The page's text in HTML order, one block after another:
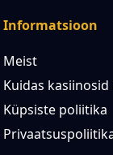
Informatsioon
Meist
Kuidas
Küpsiste poliitika